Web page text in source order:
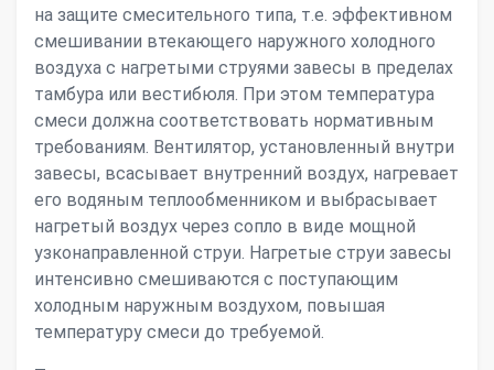
на защите смесительного типа, т.е. эффективном
смешивании втекающего наружного холодного
воздуха с нагретыми струями завесы в пределах
тамбура или вестибюля. При этом температура
смеси должна соответствовать нормативным
требованиям. Вентилятор, установленный внутри
завесы, всасывает внутренний воздух, нагревает
его водяным теплообменником и выбрасывает
нагретый воздух через сопло в виде мощной
узконаправленной струи. Нагретые струи завесы
интенсивно смешиваются с поступающим
холодным наружным воздухом, повышая
температуру смеси до требуемой.